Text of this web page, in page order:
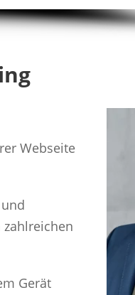
Webseite
Gerät